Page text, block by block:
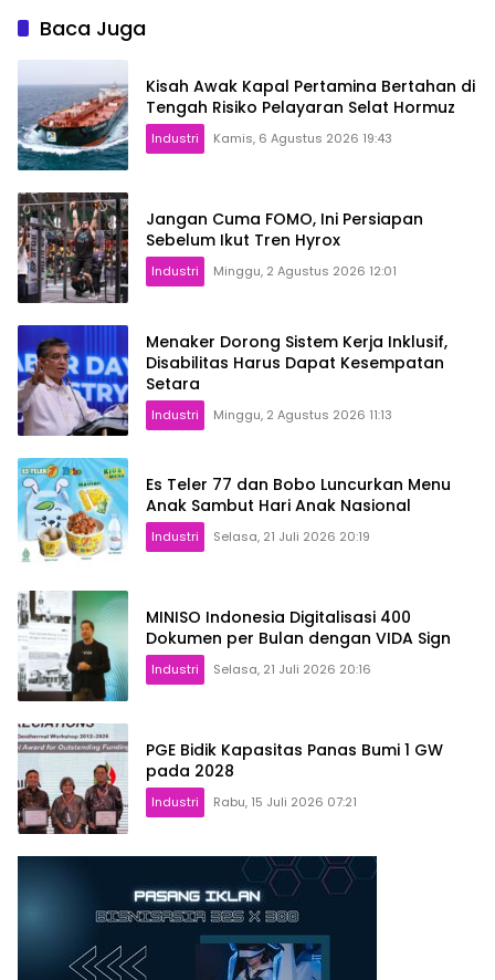
Baca Juga
Kisah Awak Kapal Pertamina Bertahan di
Tengah Risiko Pelayaran Selat Hormuz
Industri Kamis, 6 Agustus 2026 19:43
Jangan Cuma FOMO, Ini Persiapan
Sebelum Ikut Tren Hyrox
Industri Minggu, 2 Agustus 2026 12:01
Menaker Dorong Sistem Kerja Inklusif,
Disabilitas Harus Dapat Kesempatan
Setara
Industri Minggu, 2 Agustus 2026 11:13
Es Teler 77 dan Bobo Luncurkan Menu
Anak Sambut Hari Anak Nasional
Industri Selasa, 21 Juli 2026 20:19
MINISO Indonesia Digitalisasi 400
Dokumen per Bulan dengan VIDA Sign
Industri Selasa, 21 Juli 2026 20:16
PGE Bidik Kapasitas Panas Bumi 1 GW
pada 2028
Industri Rabu, 15 Juli 2026 07:21